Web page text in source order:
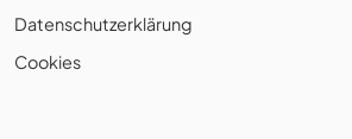
Datenschutzerklärung
Cookies